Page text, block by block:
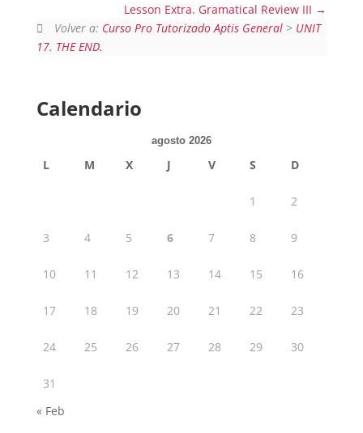
Lesson Extra. Gramatical Review III
Volver a: Curso Pro Tutorizado Aptis General > UNIT
17. THE END.
Calendario
agosto 2026
L M X J V S D
1 2
3 4 5 6 7 8 9
10 11 12 13 14 15 16
17 18 19 20 21 22 23
24 25 26 27 28 29 30
31
« Feb